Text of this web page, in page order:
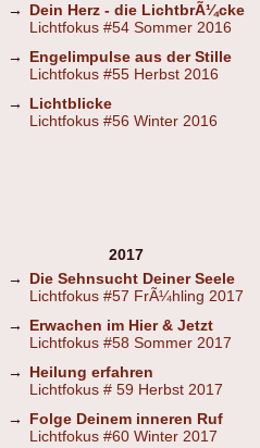
→
Dein Herz - die LichtbrÃ¼cke
Lichtfokus #54 Sommer 2016
→
Engelimpulse aus der Stille
Lichtfokus #55 Herbst 2016
→
Lichtblicke
Lichtfokus #56 Winter 2016
2017
→
Die Sehnsucht Deiner Seele
Lichtfokus #57 FrÃ¼hling 2017
→
Erwachen im Hier & Jetzt
Lichtfokus #58 Sommer 2017
→
Heilung erfahren
Lichtfokus # 59 Herbst 2017
→
Folge Deinem inneren Ruf
Lichtfokus #60 Winter 2017